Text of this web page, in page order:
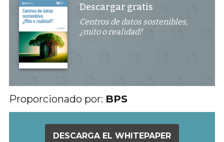
Descargar gratis
Centros de datos sostenibles,
¿mito o realidad?
Proporcionado por: BPS
DESCARGA EL WHITEPAPER